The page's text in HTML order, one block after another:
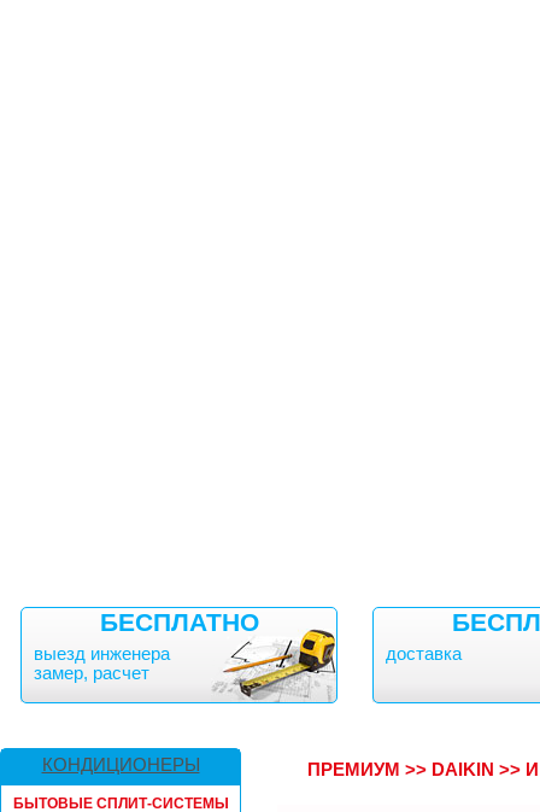
БЕСПЛАТНО
выезд инженера
замер, расчет
доставка
КОНДИЦИОНЕРЫ
БЫТОВЫЕ СПЛИТ-СИСТЕМЫ
ПРЕМИУМ >> DAIKIN >>